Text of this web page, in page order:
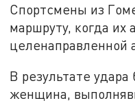
Спортсмены из
маршруту, когда их
целенаправленной
В результате
женщина,